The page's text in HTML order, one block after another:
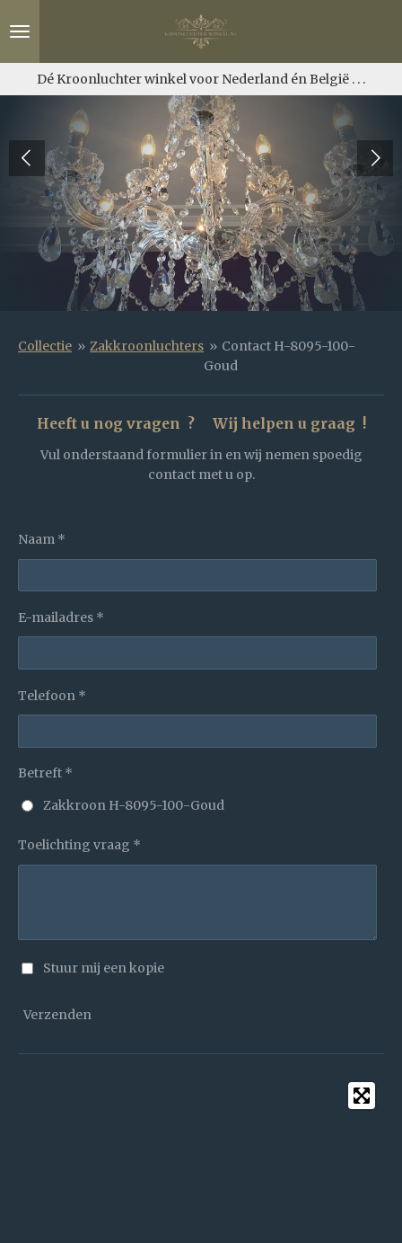
direct
hoofdinhoud
Dé Kroonluchter winkel voor Nederland én België . . .
Collectie » Zakkroonluchters » Contact H-8095-100-
Goud
Heeft u nog vragen ? Wij helpen u graag !
Vul onderstaand formulier in en wij nemen spoedig
contact met u op.
Naam *
E-mailadres *
Telefoon *
Betreft *
Zakkroon H-8095-100-Goud
Toelichting vraag *
Stuur mij een kopie
Verzenden